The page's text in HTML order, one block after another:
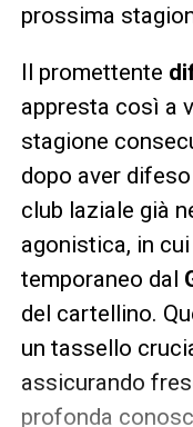
prossima
Il promettente
appresta così a
stagione
dopo aver
club laziale già
agonistica, in
temporaneo dal
del cartellino.
un tassello
assicurando
profonda